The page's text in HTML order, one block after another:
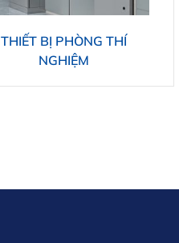
THIẾT BỊ PHÒNG THÍ
NGHIỆM